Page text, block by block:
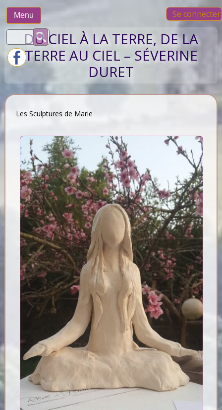
Menu
to
Se connecter
Rechercher :DU CIEL À LA TERRE, DE LA
TERRE AU CIEL – SÉVERINE
DURET
Les Sculptures de Marie